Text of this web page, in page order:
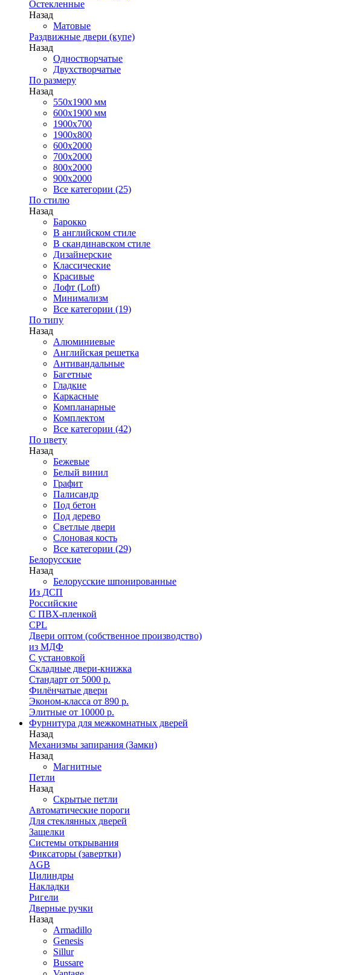
Остекленные
Назад
Матовые
Раздвижные двери (купе)
Назад
Одностворчатые
Двухстворчатые
По размеру
Назад
550x1900 мм
600x1900 мм
1900х700
1900х800
600x2000
700x2000
800x2000
900x2000
Все категории (25)
По стилю
Назад
Барокко
В английском стиле
В скандинавском стиле
Дизайнерские
Классические
Красивые
Лофт (Loft)
Минимализм
Все категории (19)
По типу
Назад
Алюминиевые
Английская решетка
Антивандальные
Багетные
Гладкие
Каркасные
Компланарные
Комплектом
Все категории (42)
По цвету
Назад
Бежевые
Белый винил
Графит
Палисандр
Под бетон
Под дерево
Светлые двери
Слоновая кость
Все категории (29)
Белорусские
Назад
Белорусские шпонированные
Из ДСП
Российские
C ПВХ-пленкой
CPL
Двери оптом (собственное производство)
из МДФ
С установкой
Складные двери-книжка
Стандарт от 5000 р.
Филёнчатые двери
Эконом-класса от 890 р.
Элитные от 10000 р.
Фурнитура для межкомнатных дверей
Назад
Механизмы запирания (Замки)
Назад
Магнитные
Петли
Назад
Скрытые петли
Автоматические пороги
Для стеклянных дверей
Защелки
Системы открывания
Фиксаторы (завертки)
AGB
Цилиндры
Накладки
Ригели
Дверные ручки
Назад
Armadillo
Genesis
Sillur
Bussare